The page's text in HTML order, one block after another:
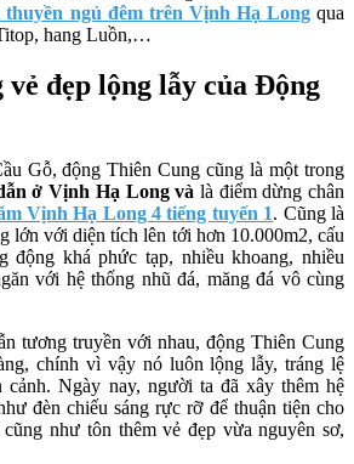
thuyền ngủ đêm trên Vịnh Hạ Longqua
hang Luồn,…
vẻ đẹp lộng lẫy của Động
Gỗ, động Thiên Cung cũng là một trong
ở Vịnh Hạ Long và là điểm dừng chân
Vịnh Hạ Long 4 tiếng tuyến 1. Cũng là
lớn với diện tích lên tới hơn 10.000m2, cấu
động khá phức tạp, nhiều khoang, nhiều
với hệ thống nhũ đá, măng đá vô cùng
tương truyền với nhau, động Thiên Cung
chính vì vậy nó luôn lộng lẫy, tráng lệ
Ngày nay, người ta đã xây thêm hệ
đèn chiếu sáng rực rỡ để thuận tiện cho
như tôn thêm vẻ đẹp vừa nguyên sơ,